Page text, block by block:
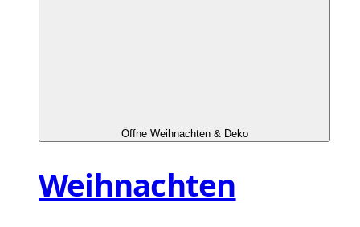
Öffne Weihnachten & Deko
Weihnachten